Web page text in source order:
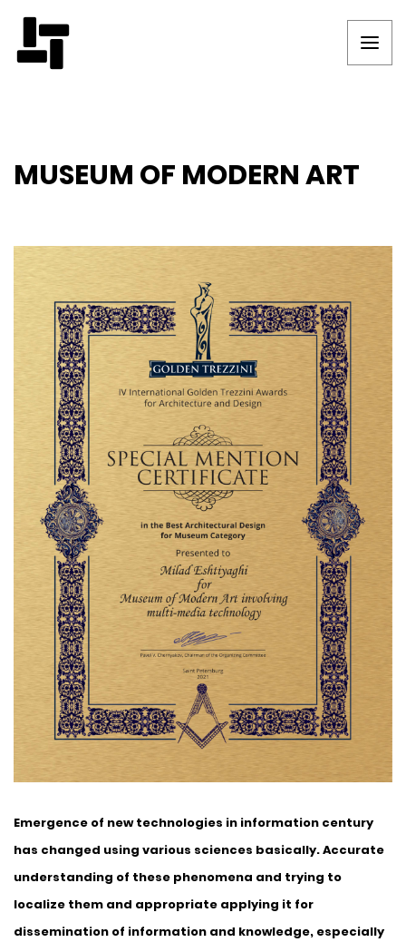
MUSEUM OF MODERN ART
Emergence of new technologies in information century
has changed using various sciences basically. Accurate
understanding of these phenomena and trying to
localize them and appropriate applying it for
dissemination of information and knowledge, especially